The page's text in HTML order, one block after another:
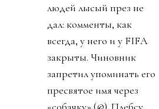
людей лысый през не
дал: комменты, как
всегда, у него и у FIFA
закрыты. Чиновник
запретил упоминать его
пресвятое имя через